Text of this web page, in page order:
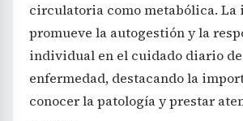
circulatoria como metabólica.
promueve la autogestión y la
individual en el cuidado diario
enfermedad, destacando la
conocer la patología y prestar